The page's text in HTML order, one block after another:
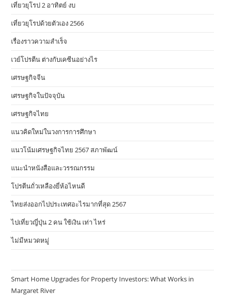
เที่ยวยุโรป 2 อาทิตย์ งบ
เที่ยวยุโรปด้วยตัวเอง 2566
เรื่องราวความสำเร็จ
เวย์โปรตีน ต่างกับเคซีนอย่างไร
เศรษฐกิจจีน
เศรษฐกิจในปัจจุบัน
เศรษฐกิจไทย
แนวคิดใหม่ในวงการการศึกษา
แนวโน้มเศรษฐกิจไทย 2567 สภาพัฒน์
แนะนำหนังสือและวรรณกรรม
โปรตีนถั่วเหลืองยี่ห้อไหนดี
ไทยส่งออกไปประเทศอะไรมากที่สุด 2567
ไปเที่ยวญี่ปุ่น 2 คน ใช้เงิน เท่า ไหร่
ไม่มีหมวดหมู่
Smart Home Upgrades for Property Investors: What Works in
Margaret River